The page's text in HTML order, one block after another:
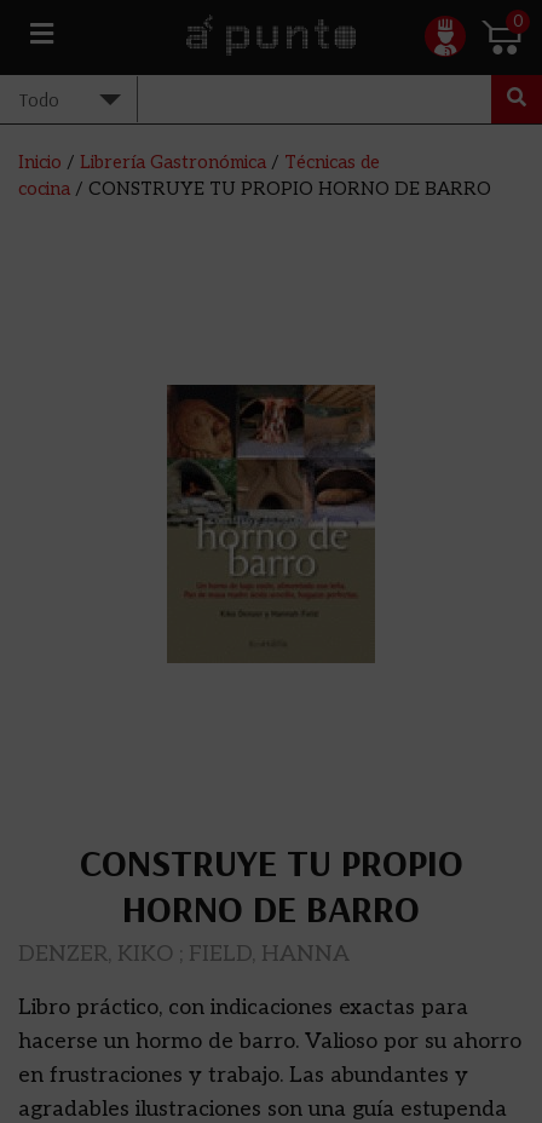
0
Inicio / Librería Gastronómica / Técnicas de
cocina / CONSTRUYE TU PROPIO HORNO DE BARRO
CONSTRUYE TU PROPIO
HORNO DE BARRO
DENZER, KIKO ; FIELD, HANNA
Libro práctico, con indicaciones exactas para
hacerse un hormo de barro. Valioso por su ahorro
en frustraciones y trabajo. Las abundantes y
agradables ilustraciones son una guía estupenda